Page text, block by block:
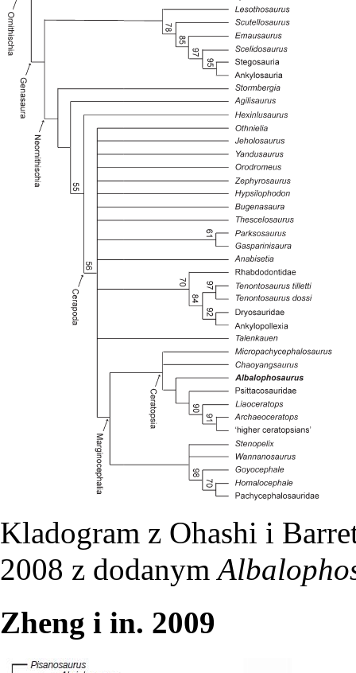
Kladogram z Ohashi i
2008 z dodanym
Zheng i in. 2009